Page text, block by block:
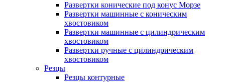
Развертки конические под конус Морзе
Развертки машинные с коническим
хвостовиком
Развертки машинные с цилиндрическим
хвостовиком
Развертки ручные с цилиндрическим
хвостовиком
Резцы
Резцы контурные